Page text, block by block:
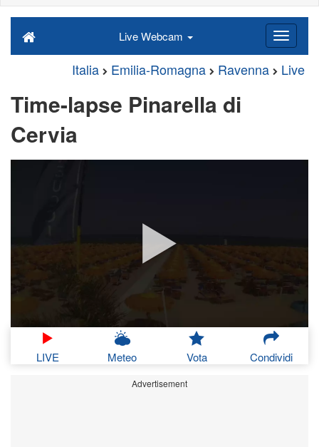
Live Webcam
Italia Emilia-Romagna Ravenna Live
Time-lapse Pinarella di
Cervia
LIVE Meteo Vota Condividi
Advertisement